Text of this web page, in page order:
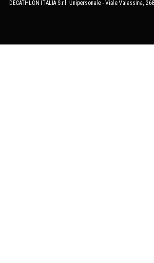
DECATHLON ITALIA S.r.l. Unipersonale - Viale Valassina,